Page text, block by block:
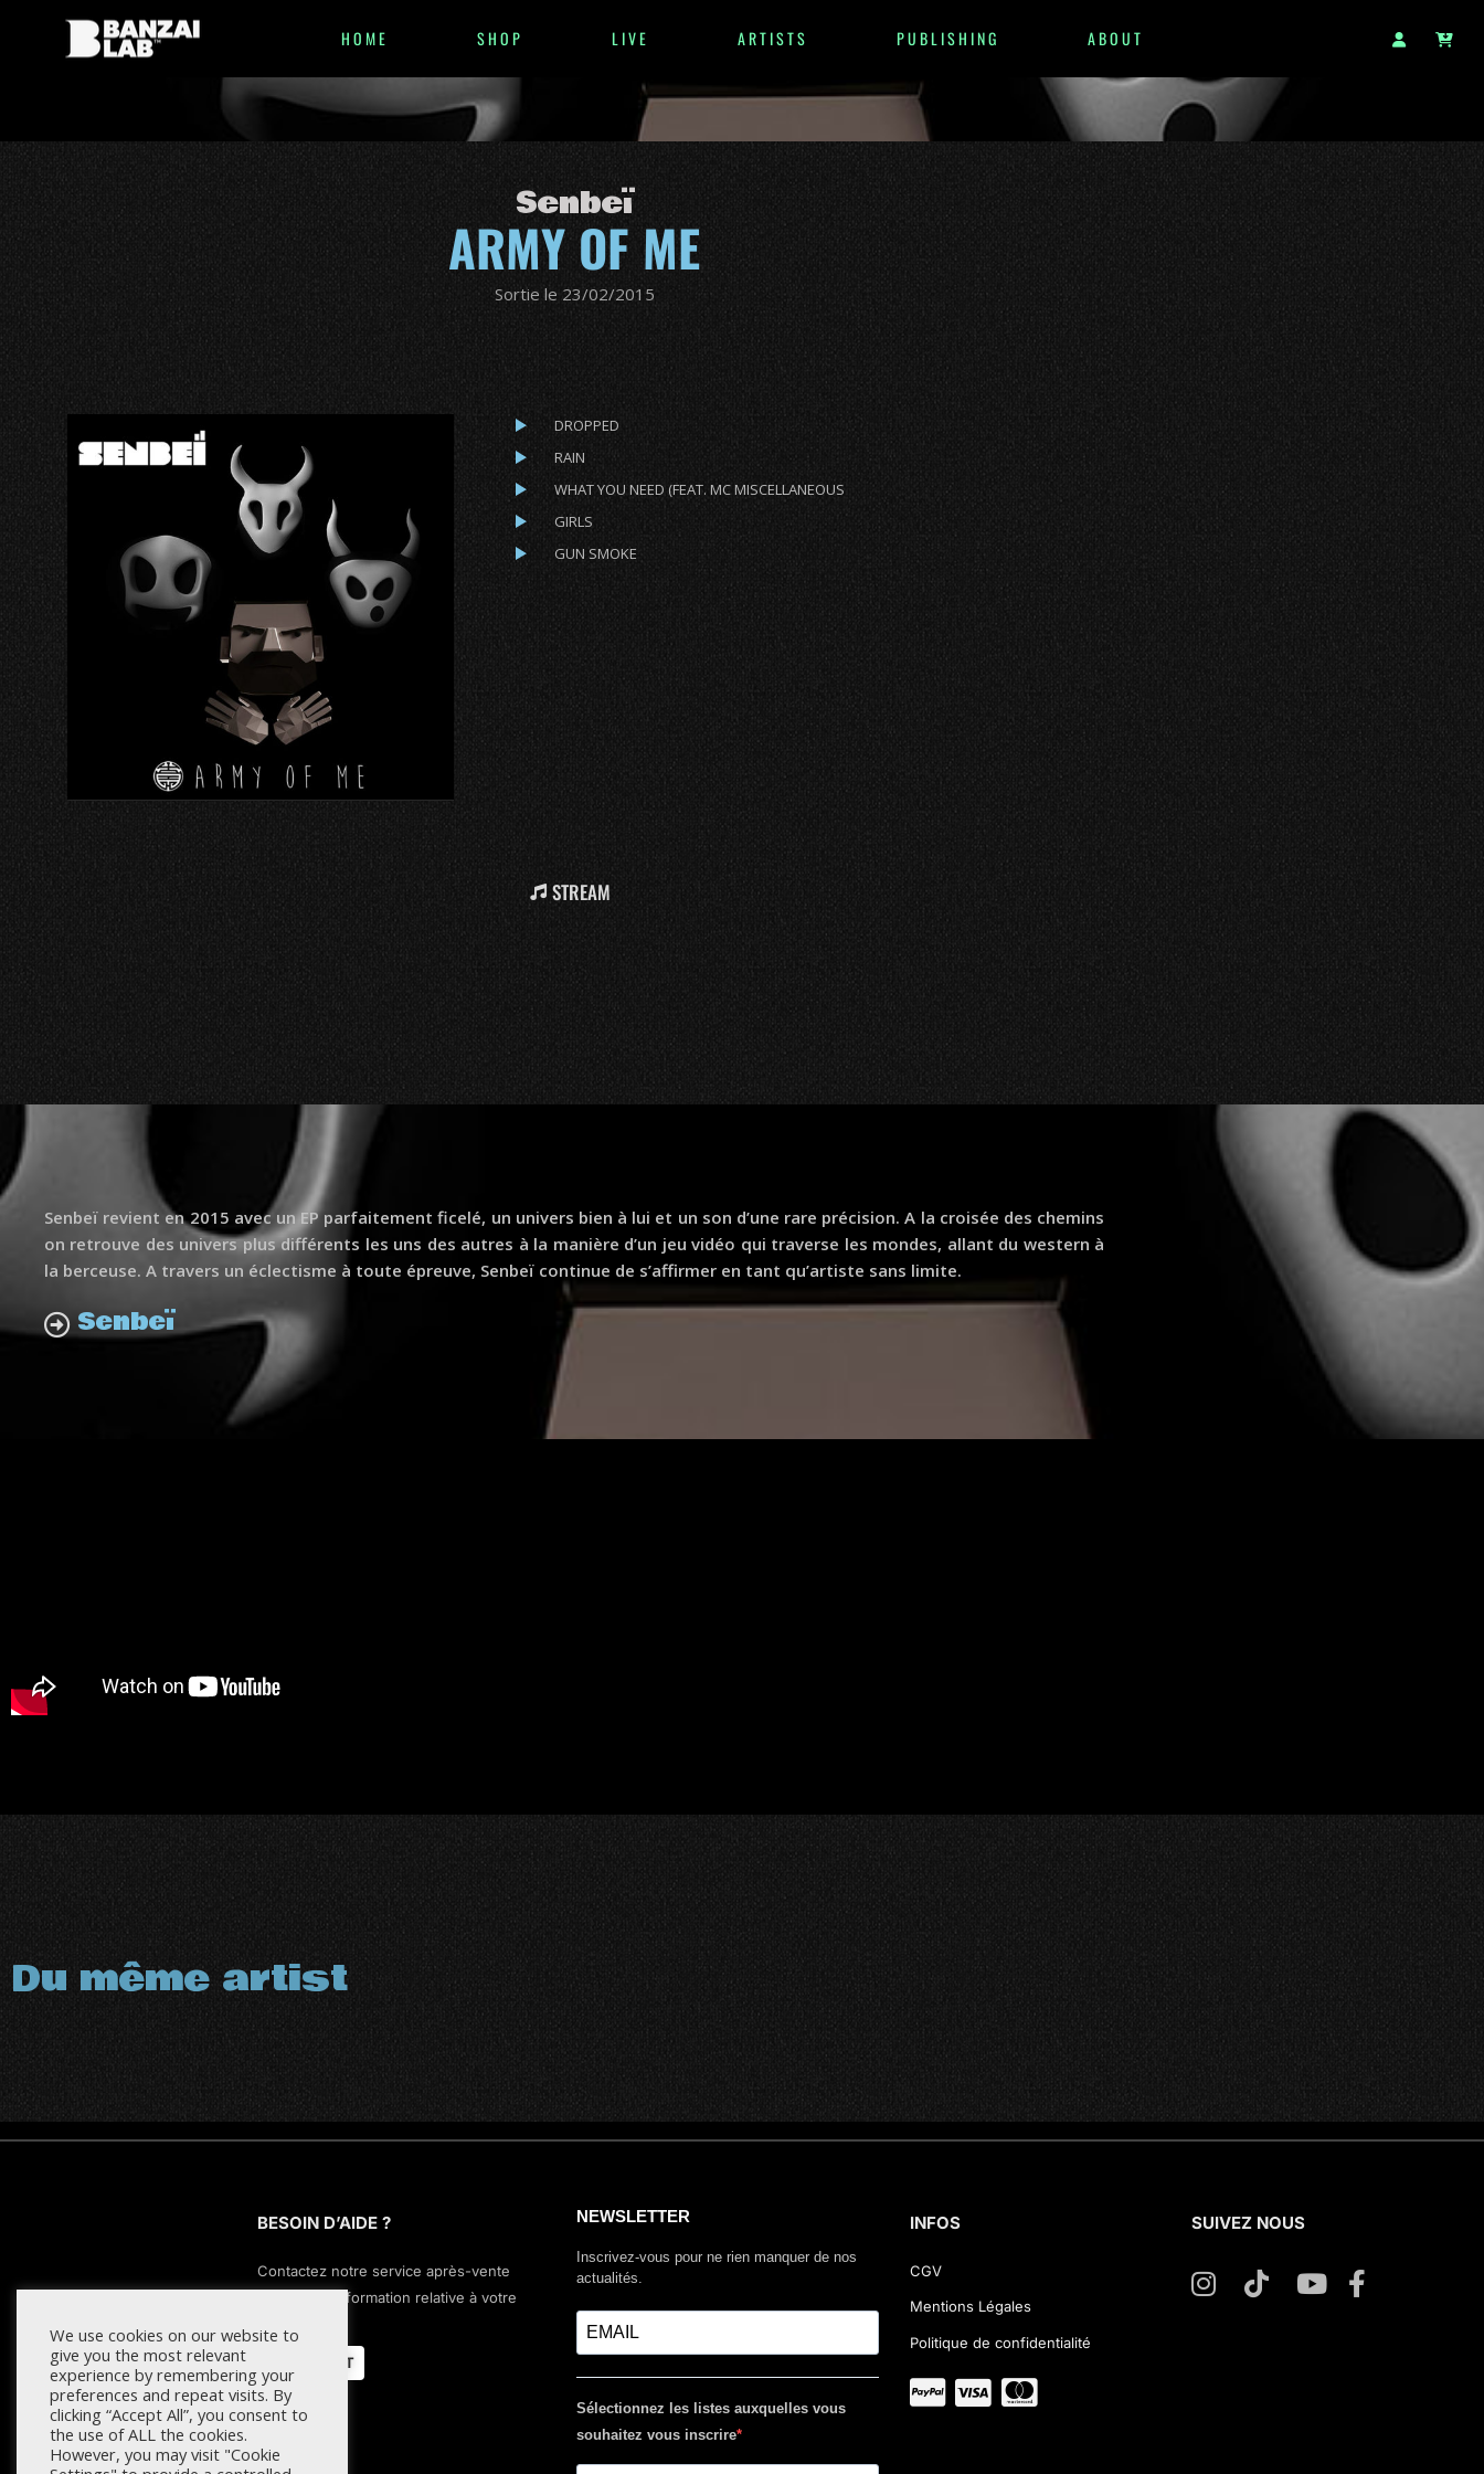
HOME SHOP LIVE ARTISTS PUBLISHING ABOUT
Senbeï
ARMY OF ME
Sortie le 23/02/2015
DROPPED
RAIN
WHAT YOU NEED (FEAT. MC MISCELLANEOUS
GIRLS
GUN SMOKE
STREAM
Senbeï revient en 2015 avec un EP parfaitement ficelé, un univers bien à lui et un son d’une rare précision. A la croisée des chemins
on retrouve des univers plus différents les uns des autres à la manière d’un jeu vidéo qui traverse les mondes, allant du western à
la berceuse. A travers un éclectisme à toute épreuve, Senbeï continue de s’affirmer en tant qu’artiste sans limite.
Senbeï
Du même artist
BESOIN D’AIDE ?
Contactez notre service après-vente
pour toute information relative à votre
CONTACT
NEWSLETTER
Inscrivez-vous pour ne rien manquer de nos
actualités.
Sélectionnez les listes auxquelles vous
souhaitez vous inscrire
INFOS
CGV
Mentions Légales
Politique de confidentialité
SUIVEZ NOUS
We use cookies on our website to
give you the most relevant
experience by remembering your
preferences and repeat visits. By
clicking “Accept All”, you consent to
the use of ALL the cookies.
However, you may visit "Cookie